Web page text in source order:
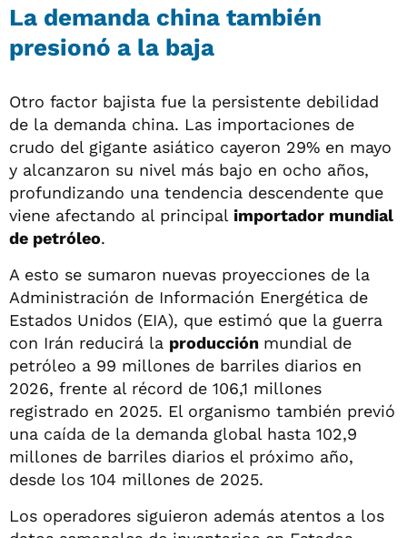
La demanda china también
presionó a la baja
Otro factor bajista fue la persistente debilidad
de la demanda china. Las importaciones de
crudo del gigante asiático cayeron 29% en mayo
y alcanzaron su nivel más bajo en ocho años,
profundizando una tendencia descendente que
viene afectando al principal importador mundial
de petróleo.
A esto se sumaron nuevas proyecciones de la
Administración de Información Energética de
Estados Unidos (EIA), que estimó que la guerra
con Irán reducirá la producción mundial de
petróleo a 99 millones de barriles diarios en
2026, frente al récord de 106,1 millones
registrado en 2025. El organismo también previó
una caída de la demanda global hasta 102,9
millones de barriles diarios el próximo año,
desde los 104 millones de 2025.
Los operadores siguieron además atentos a los